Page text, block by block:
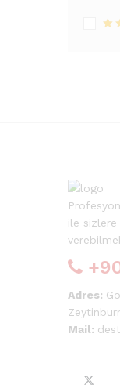
ile
Adres:
Mail: